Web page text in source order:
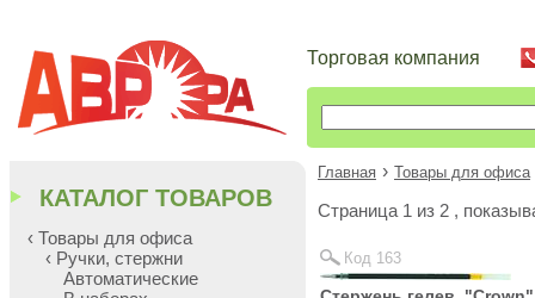
Торговая компания
Главная › Товары для офиса
Cтраница 1 из 2 ,
Код 163
КАТАЛОГ ТОВАРОВ
‹ Товары для офиса
‹ Ручки, стержни
Автоматические